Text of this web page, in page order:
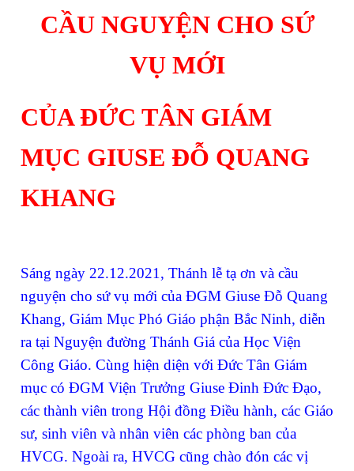
CẦU NGUYỆN CHO SỨ
VỤ MỚI
CỦA ĐỨC TÂN GIÁM
MỤC GIUSE ĐỖ QUANG
KHANG
Sáng ngày 22.12.2021, Thánh lễ tạ ơn và cầu
nguyện cho sứ vụ mới của ĐGM Giuse Đỗ Quang
Khang, Giám Mục Phó Giáo phận Bắc Ninh, diễn
ra tại Nguyện đường Thánh Giá của Học Viện
Công Giáo. Cùng hiện diện với Đức Tân Giám
mục có ĐGM Viện Trưởng Giuse Đinh Đức Đạo,
các thành viên trong Hội đồng Điều hành, các Giáo
sư, sinh viên và nhân viên các phòng ban của
HVCG. Ngoài ra, HVCG cũng chào đón các vị